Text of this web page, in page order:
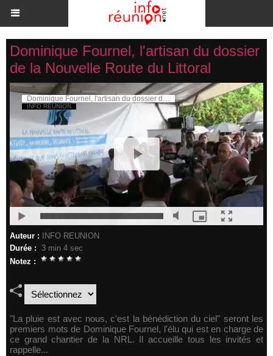
Dominique Fournel, l'artisan du dossier
de la Nouvelle Route du Littoral
Auteur :
INFO REUNION
Durée :
3 min 4 sec
Notez :
"La pluie est avec nous, c'est la bénédiction du ciel" seront les
premiers mots de Dominique Fournel, l'élu qui est en charge de
ce grand chantier de la NRL. Il accueille tous les invités et
rappelle...